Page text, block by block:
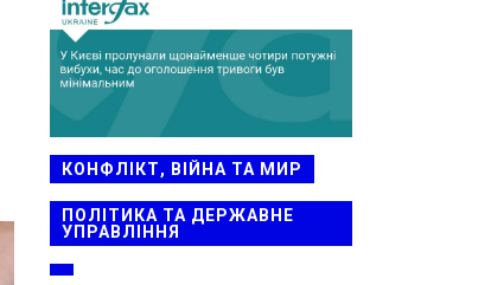
КОНФЛІКТ, ВІЙНА ТА МИР
ПОЛІТИКА ТА ДЕРЖАВНЕ
УПРАВЛІННЯ